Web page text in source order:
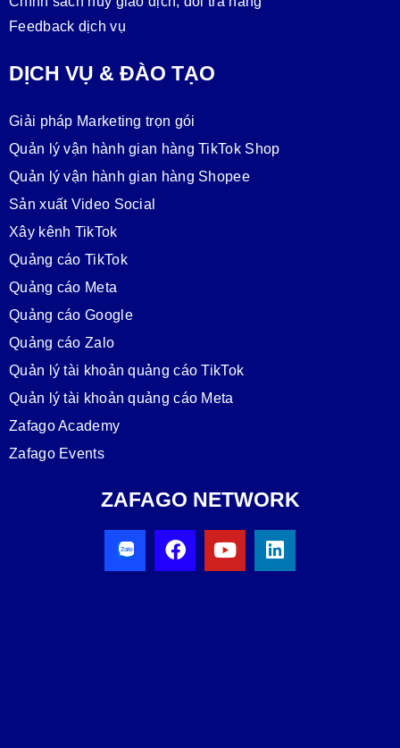
Feedback dịch vụ
DỊCH VỤ & ĐÀO TẠO
Giải pháp Marketing trọn gói
Quản lý vận hành gian hàng TikTok Shop
Quản lý vận hành gian hàng Shopee
Sản xuất Video Social
Xây kênh TikTok
Quảng cáo TikTok
Quảng cáo Meta
Quảng cáo Google
Quảng cáo Zalo
Quản lý tài khoản quảng cáo TikTok
Quản lý tài khoản quảng cáo Meta
Zafago Academy
Zafago Events
ZAFAGO NETWORK